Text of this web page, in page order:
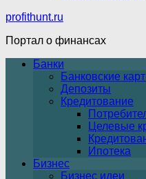
profithunt.ru
Портал о финансах
Банки
Банковские
Депозиты
Кредитование
Целевые
Ипотека
Бизнес
Бизнес идеи